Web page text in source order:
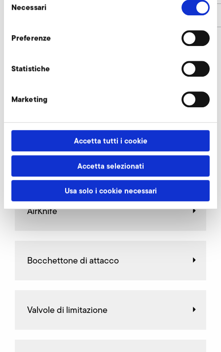
delNecessari
Preferenze
Statistiche
Marketing
Accetta tutti i cookie
Accetta selezionati
Usa solo i cookie necessari
Codice articolo 9000467
Griglia di protezione larghezza della
I nostri esperti sono a vostra disposizione.
Richiedi subito
Altri accessori SD 8
AirKnife
Bocchettone di attacco
Valvole di limitazione